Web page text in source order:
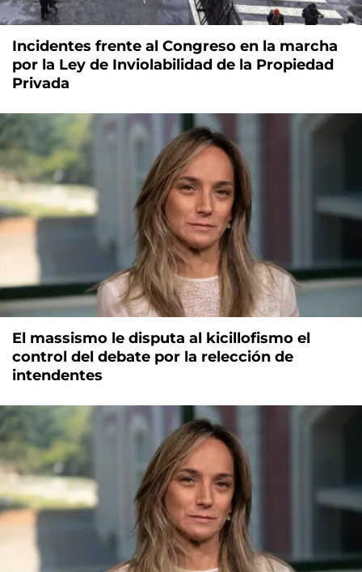
Incidentes frente al Congreso en la marcha
por la Ley de Inviolabilidad de la Propiedad
Privada
El massismo le disputa al kicillofismo el
control del debate por la relección de
intendentes